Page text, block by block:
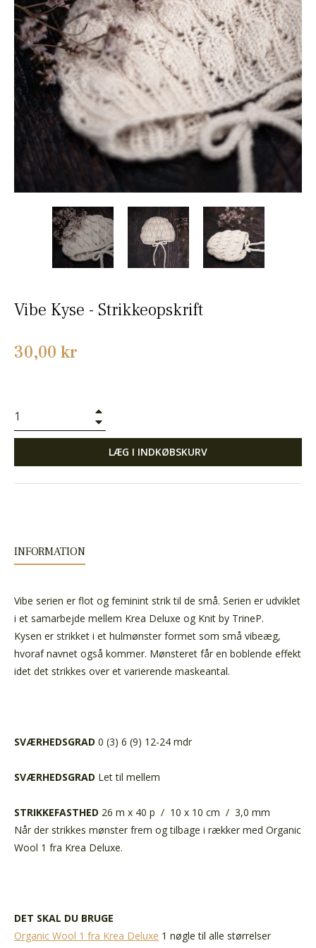
Vibe Kyse - Strikkeopskrift
Normalpris
30,00 kr
LÆG I INDKØBSKURV
INFORMATION
Vibe serien er flot og feminint strik til de små. Serien er udviklet
i et samarbejde mellem Krea Deluxe og Knit by TrineP.
Kysen er strikket i et hulmønster formet som små vibeæg,
hvoraf navnet også kommer. Mønsteret får en boblende effekt
idet det strikkes over et varierende maskeantal.
SVÆRHEDSGRAD 0 (3) 6 (9) 12-24 mdr
SVÆRHEDSGRAD Let til mellem
STRIKKEFASTHED 26 m x 40 p / 10 x 10 cm / 3,0 mm
Når der strikkes mønster frem og tilbage i rækker med Organic
Wool 1 fra Krea Deluxe.
DET SKAL DU BRUGE
Organic Wool 1 fra Krea Deluxe 1 nøgle til alle størrelser